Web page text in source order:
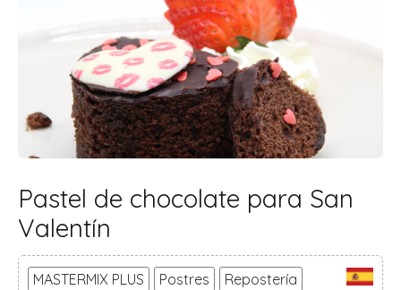
Pastel de chocolate para San
Valentín
MASTERMIX PLUS Postres Repostería